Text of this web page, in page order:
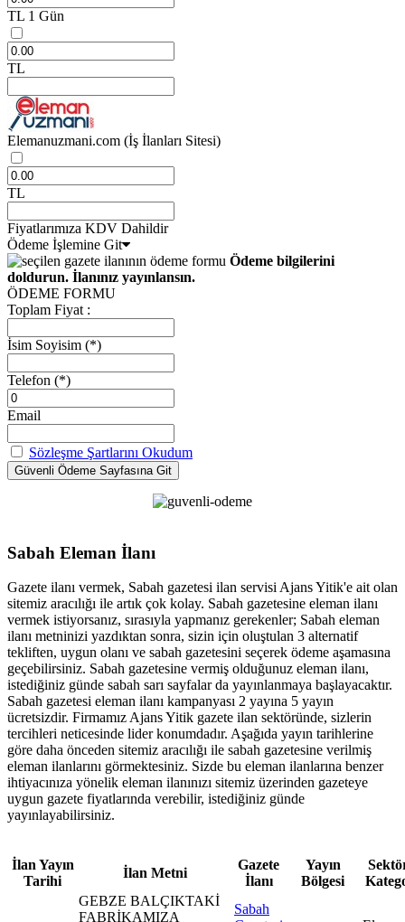
TL 1 Gün
TL
Elemanuzmani.com (İş İlanları Sitesi)
TL
Fiyatlarımıza KDV Dahildir
Ödeme İşlemine Git
Ödeme bilgilerini
doldurun. İlanınız yayınlansın.
ÖDEME FORMU
Toplam Fiyat :
İsim Soyisim (*)
Telefon (*)
Email
Sözleşme Şartlarını Okudum
Sabah Eleman İlanı
Gazete ilanı vermek, Sabah gazetesi ilan servisi Ajans Yitik'e ait olan
sitemiz aracılığı ile artık çok kolay. Sabah gazetesine eleman ilanı
vermek istiyorsanız, sırasıyla yapmanız gerekenler; Sabah eleman
ilanı metninizi yazdıktan sonra, sizin için oluştulan 3 alternatif
tekliften, uygun olanı ve sabah gazetesini seçerek ödeme aşamasına
geçebilirsiniz. Sabah gazetesine vermiş olduğunuz eleman ilanı,
istediğiniz günde sabah sarı sayfalar da yayınlanmaya başlayacaktır.
Sabah gazetesi eleman ilanı kampanyası 2 yayına 5 yayın
ücretsizdir. Firmamız Ajans Yitik gazete ilan sektöründe, sizlerin
tercihleri neticesinde lider konumdadır. Aşağıda yayın tarihlerine
göre daha önceden sitemiz aracılığı ile sabah gazetesine verilmiş
eleman ilanlarını görmektesiniz. Sizde bu eleman ilanlarına benzer
ihtiyacınıza yönelik eleman ilanınızı sitemiz üzerinden gazeteye
uygun gazete fiyatlarında verebilir, istediğiniz günde
yayınlayabilirsiniz.
İlan Yayın
Tarihi
İlan Metni
Gazete
İlanı
Yayın
Bölgesi
GEBZE BALÇIKTAKİ
FABRİKAMIZA
Sabah